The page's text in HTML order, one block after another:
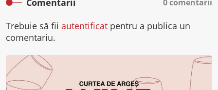
Comentarii 0 comentarii
Trebuie să fii autentificat pentru a publica un
comentariu.